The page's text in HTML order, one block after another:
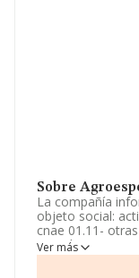
Sobre
La compañía
objeto social:
cnae 01.11-
ganadera en
granjas e
Ver más